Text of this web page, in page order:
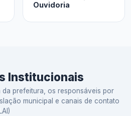
Ouvidoria
Institucionais
da prefeitura, os responsáveis por
municipal e canais de contato